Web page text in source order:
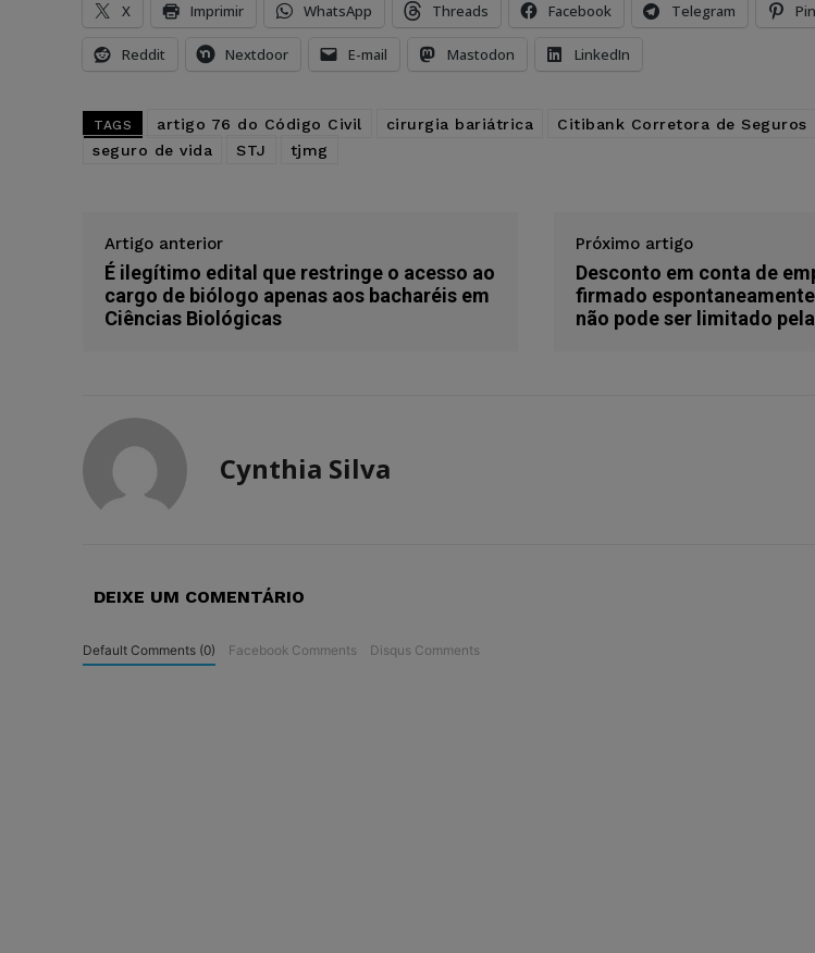
X Imprimir WhatsApp Threads Facebook Telegram
Reddit Nextdoor E-mail Mastodon LinkedIn
TAGS artigo 76 do Código Civil cirurgia bariátrica Citibank Corretora de Seguros
seguro de vida
STJ tjmg
Artigo anterior
É ilegítimo edital que restringe o acesso ao
cargo de biólogo apenas aos bacharéis em
Ciências Biológicas
Próximo artigo
Desconto em conta de
firmado
não pode ser limitado
Cynthia Silva
DEIXE UM COMENTÁRIO
Default Comments (0) Facebook Comments Disqus Comments